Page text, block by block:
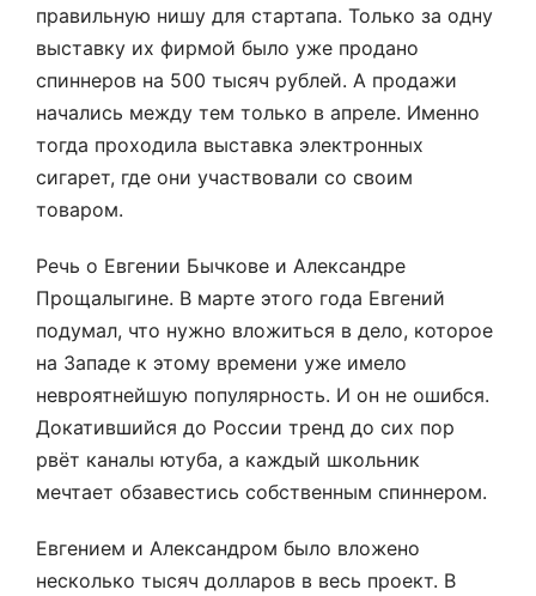
правильную нишу для стартапа. Только за одну
выставку их фирмой было уже продано
спиннеров на 500 тысяч рублей. А продажи
начались между тем только в апреле. Именно
тогда проходила выставка электронных
сигарет, где они участвовали со своим
товаром.
Речь о Евгении Бычкове и Александре
Прощалыгине. В марте этого года Евгений
подумал, что нужно вложиться в дело, которое
на Западе к этому времени уже имело
невроятнейшую популярность. И он не ошибся.
Докатившийся до России тренд до сих пор
рвёт каналы ютуба, а каждый школьник
мечтает обзавестись собственным спиннером.
Евгением и Александром было вложено
несколько тысяч долларов в весь проект. В